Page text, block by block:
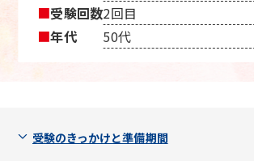
■受験回数2回目
■年代 50代
受験のきっかけと準備期間